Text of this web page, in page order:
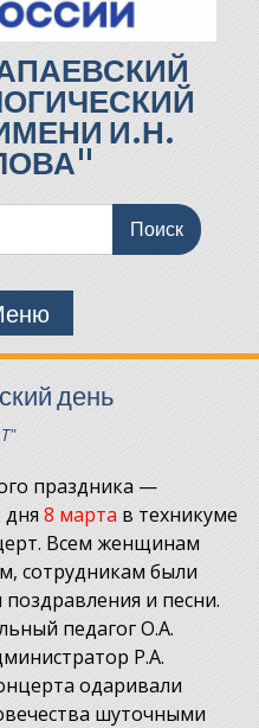
И.Н.
день
праздника —
дня8 марта в техникуме
Всем женщинам
сотрудникам были
и песни.
педагог О.А.
Р.А.
одаривали
шуточными